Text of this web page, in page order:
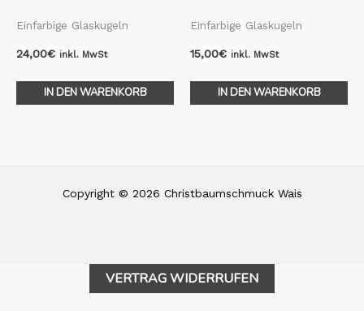
Einfarbige Glaskugeln
24,00€ inkl. MwSt
IN DEN WARENKORB
Einfarbige Glaskugeln
15,00€ inkl. MwSt
IN DEN WARENKORB
Copyright © 2026 Christbaumschmuck Wais
VERTRAG WIDERRUFEN